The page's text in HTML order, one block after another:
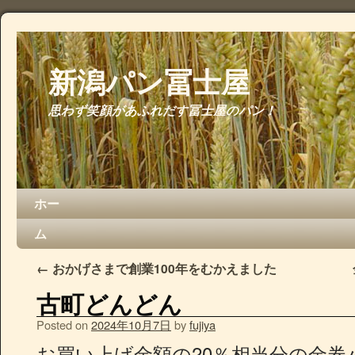
新潟パン冨士屋
思わず笑顔があふれだす冨士屋のパン！
ホー
ム
← おかげさまで創業100年をむかえました
古町どんどん
Posted on 2024年10月7日 byfujiya